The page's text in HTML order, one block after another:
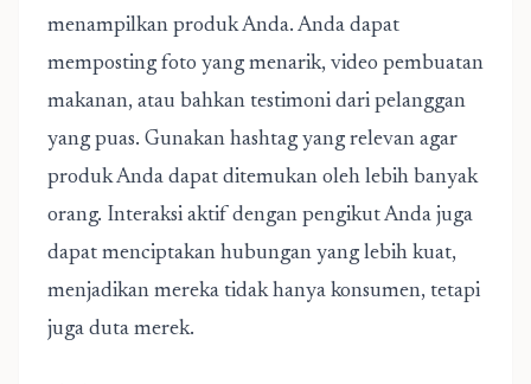
menampilkan produk Anda. Anda dapat
memposting foto yang menarik, video pembuatan
makanan, atau bahkan testimoni dari pelanggan
yang puas. Gunakan hashtag yang relevan agar
produk Anda dapat ditemukan oleh lebih banyak
orang. Interaksi aktif dengan pengikut Anda juga
dapat menciptakan hubungan yang lebih kuat,
menjadikan mereka tidak hanya konsumen, tetapi
juga duta merek.